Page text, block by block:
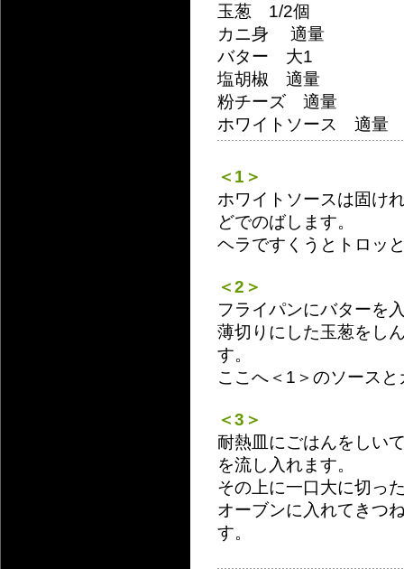
玉葱 1/2個
カニ身 適量
バター 大1
塩胡椒 適量
粉チーズ 適量
ホワイトソース 適量
＜1＞
ホワイトソースは固け
どでのばします。
ヘラですくうとトロッ
＜2＞
フライパンにバターを
薄切りにした玉葱をし
す。
ここへ＜1＞のソース
＜3＞
耐熱皿にごはんをしい
を流し入れます。
その上に一口大に切っ
オーブンに入れてきつ
す。